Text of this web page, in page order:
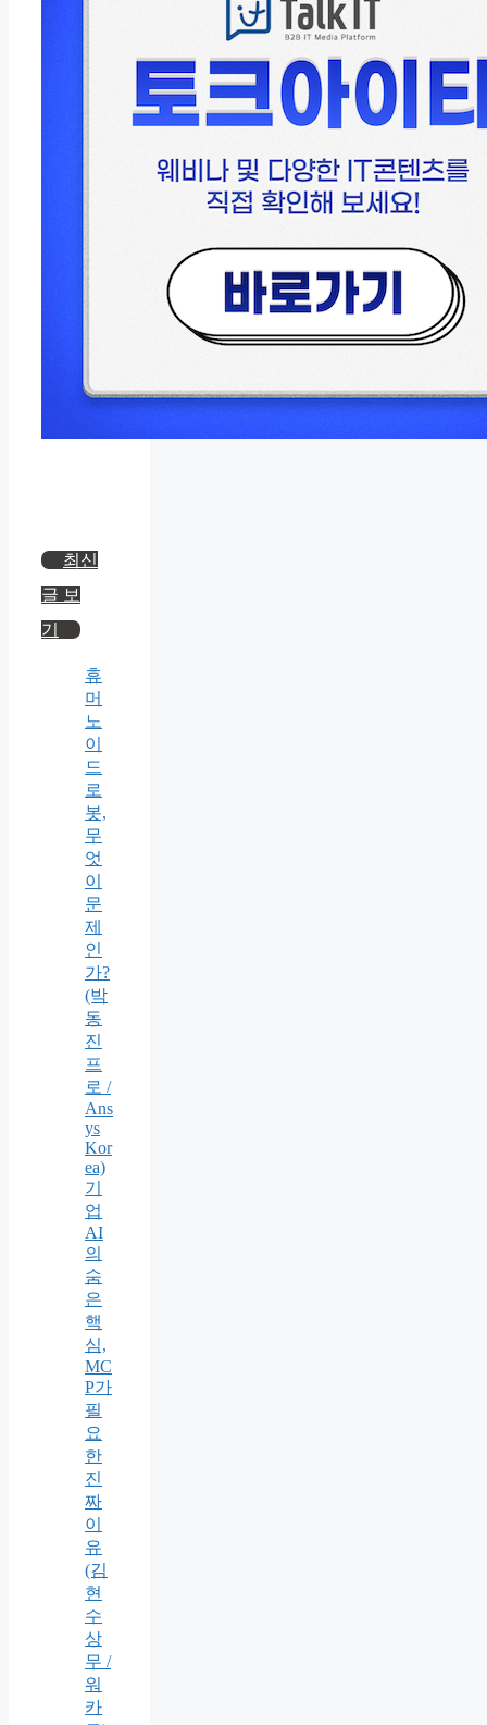
최신
글 보
기
휴
머
노
이
드
로
봇,
무
엇
이
문
제
인
가?
(박
동
진
프
로 /
Ans
ys
Kor
ea)
기
업
AI
의
숨
은
핵
심,
MC
P가
필
요
한
진
짜
이
유
(김
현
수
상
무 /
워
카